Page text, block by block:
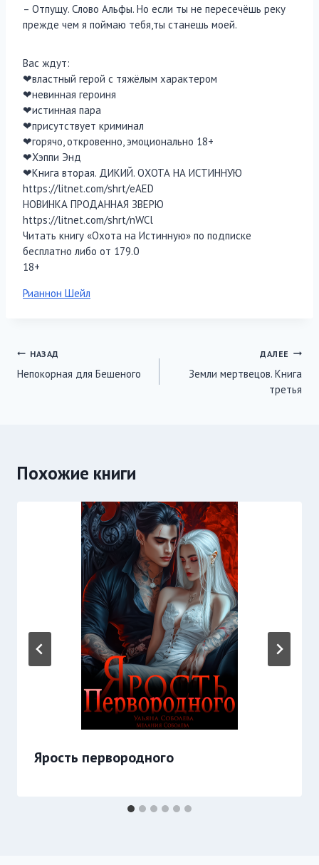
– Отпущу. Слово Альфы. Но если ты не пересечёшь реку
прежде чем я поймаю тебя,ты станешь моей.
Вас ждут:
❤властный герой с тяжёлым характером
❤невинная героиня
❤истинная пара
❤присутствует криминал
❤горячо, откровенно, эмоционально 18+
❤Хэппи Энд
❤Книга вторая. ДИКИЙ. ОХОТА НА ИСТИННУЮ
https://litnet.com/shrt/eAED
НОВИНКА ПРОДАННАЯ ЗВЕРЮ
https://litnet.com/shrt/nWCl
Читать книгу «Охота на Истинную» по подписке
бесплатно либо от 179.0
18+
Метки
Рианнон Шейл
Навигация
по
НАЗАД
Непокорная для Бешеного
ДАЛЕЕ
Земли мертвецов. Книга
третья
Похожие книги
Ярость первородного